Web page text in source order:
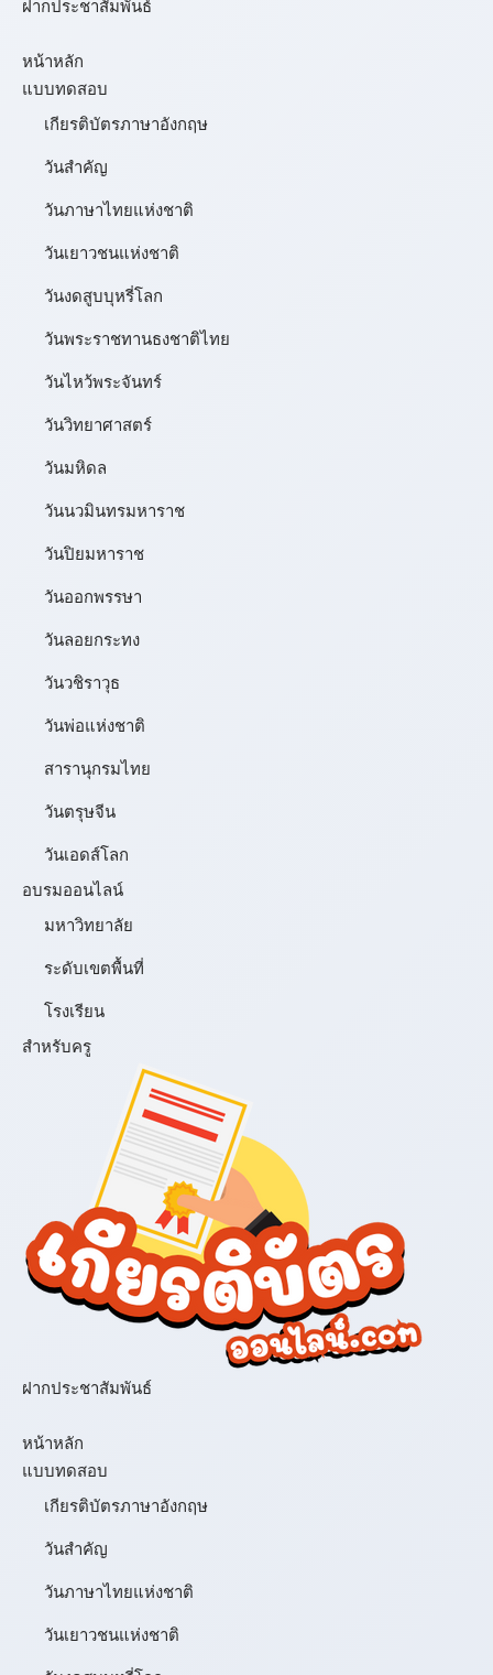
ฝากประชาสัมพันธ์
หน้าหลัก
แบบทดสอบ
เกียรติบัตรภาษาอังกฤษ
วันสำคัญ
วันภาษาไทยแห่งชาติ
วันเยาวชนแห่งชาติ
วันงดสูบบุหรี่โลก
วันพระราชทานธงชาติไทย
วันไหว้พระจันทร์​
วันวิทยาศาสตร์
วันมหิดล
วันนวมินทรมหาราช
วันปิยมหาราช
วันออกพรรษา
วันลอยกระทง
วันวชิราวุธ
วันพ่อแห่งชาติ
สารานุกรมไทย
วันตรุษจีน
วันเอดส์โลก
อบรมออนไลน์
มหาวิทยาลัย
ระดับเขตพื้นที่
โรงเรียน
สำหรับครู
ฝากประชาสัมพันธ์
หน้าหลัก
แบบทดสอบ
เกียรติบัตรภาษาอังกฤษ
วันสำคัญ
วันภาษาไทยแห่งชาติ
วันเยาวชนแห่งชาติ